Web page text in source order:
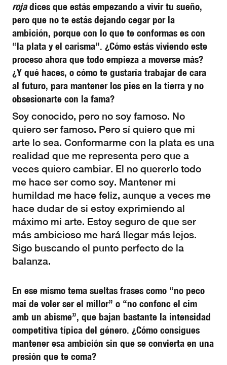
rojadices que estás empezando a vivir tu sueño,
pero que no te estás dejando cegar por la
ambición, porque con lo que te conformas es con
“la plata y el carisma”. ¿Cómo estás viviendo este
proceso ahora que todo empieza a moverse más?
¿Y qué haces, o cómo te gustaría trabajar de cara
al futuro, para mantener los pies en la tierra y no
obsesionarte con la fama?
Soy conocido, pero no soy famoso. No
quiero ser famoso. Pero sí quiero que mi
arte lo sea. Conformarme con la plata es una
realidad que me representa pero que a
veces quiero cambiar. El no quererlo todo
me hace ser como soy. Mantener mi
humildad me hace feliz, aunque a veces me
hace dudar de si estoy exprimiendo al
máximo mi arte. Estoy seguro de que ser
más ambicioso me hará llegar más lejos.
Sigo buscando el punto perfecto de la
balanza.
En ese mismo tema sueltas frases como “no peco
mai de voler ser el millor” o “no confonc el cim
amb un abisme”, que bajan bastante la intensidad
competitiva típica del género. ¿Cómo consigues
mantener esa ambición sin que se convierta en una
presión que te coma?